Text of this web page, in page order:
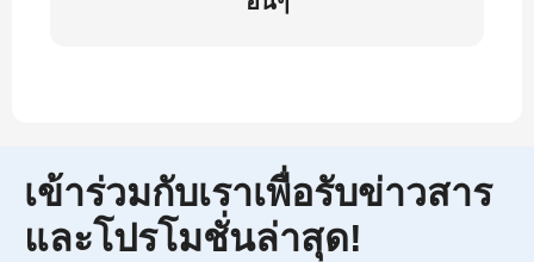
เข้าร่วมกับเราเพื่อรับข่าวสาร
และโปรโมชั่นล่าสุด!